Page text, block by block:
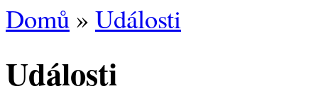
Domů » Události
Události